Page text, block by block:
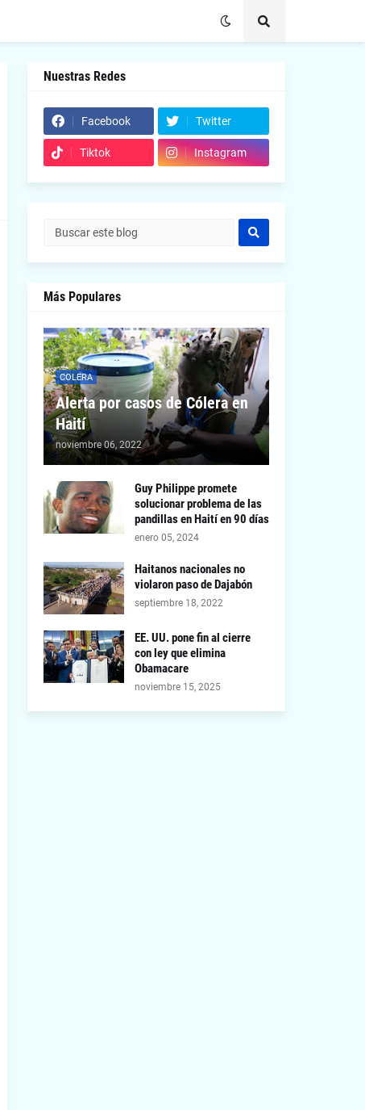
Nuestras Redes
Facebook Twitter
Tiktok Instagram
Más Populares
COLERA
Alerta por casos de Cólera en
Haití
noviembre 06, 2022
Guy Philippe promete
solucionar problema de las
pandillas en Haití en 90 días
enero 05, 2024
Haitanos nacionales no
violaron paso de Dajabón
septiembre 18, 2022
EE. UU. pone fin al cierre
con ley que elimina
Obamacare
noviembre 15, 2025